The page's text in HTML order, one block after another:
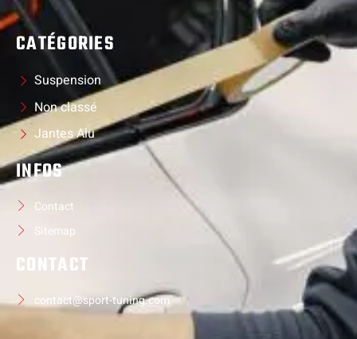
CATÉGORIES
Suspension
Non classé
Jantes Alu
INFOS
Contact
Sitemap
CONTACT
contact@sport-tuning.com